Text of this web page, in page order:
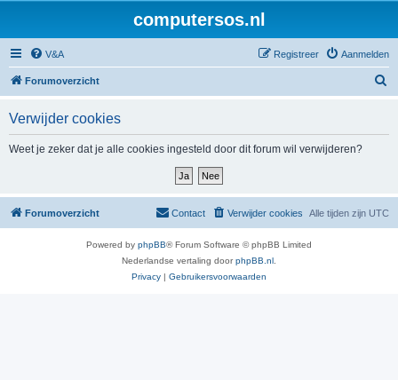
computersos.nl
V&A Aanmelden
Registreer
Forumoverzicht
Verwijder cookies
Weet je zeker dat je alle cookies ingesteld door dit forum wil verwijderen?
Forumoverzicht Alle tijden zijn UTC
Verwijder cookies
Contact
Powered by phpBB® Forum Software © phpBB Limited
Nederlandse vertaling doorphpBB.nl
Privacy | Gebruikersvoorwaarden